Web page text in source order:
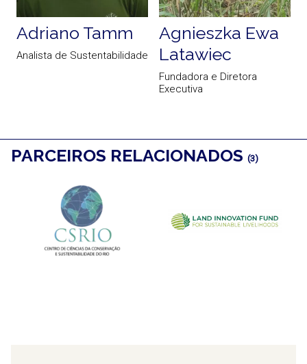
Adriano Tamm
Analista de Sustentabilidade
Agnieszka Ewa
Latawiec
Fundadora e Diretora
Executiva
PARCEIROS RELACIONADOS (3)